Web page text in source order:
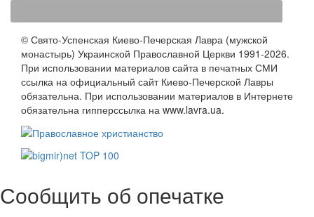
© Свято-Успенская Киево-Печерская Лавра (мужской
монастырь) Украинской Православной Церкви 1991-2026.
При использовании материалов сайта в печатных СМИ
ссылка на официальный сайт Киево-Печерской Лавры
обязательна. При использовании материалов в Интернете
обязательна гипперссылка на www.lavra.ua.
Сообщить об опечатке